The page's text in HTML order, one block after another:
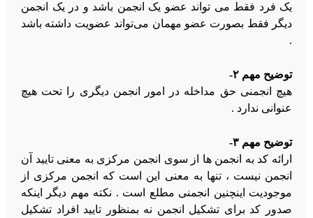
یک فرد فقط می تواند عضو یک انجمن باشد و در یک انجمن
دیگر فقط بصورت عضو مهمان می‌تواند عضویت داشته باشد
.
توضیح مهم ۲-
هیچ انجمنی حق مداخله در امور انجمن دیگری را تحت هیچ
عنوانی ندارد .
توضیح مهم ۳-
ارائه کد به انجمن ها از سوی انجمن مرکزی به معنی تایید آن
انجمن نیست ، تنها به معنی این است که انجمن مرکزی از
موجودیت اینچنین انجمنی مطلع است . نکته مهم دیگر اینکه
صدور کد برای تشکیل انجمن نه بمنظور تایید افراد تشکیل